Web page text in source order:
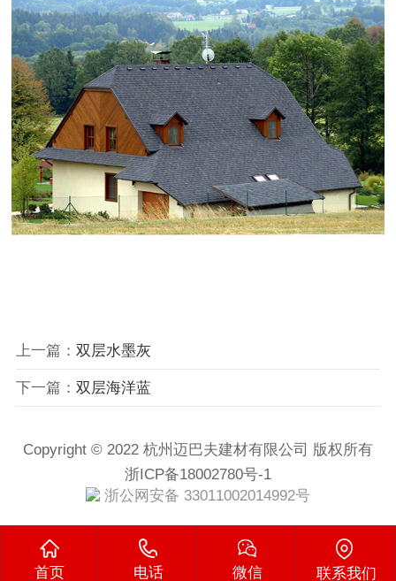
上一篇： 双层水墨灰
下一篇： 双层海洋蓝
Copyright © 2022 杭州迈巴夫建材有限公司 版权所有
浙ICP备18002780号-1
浙公网安备 33011002014992号
首页 电话 微信 联系我们